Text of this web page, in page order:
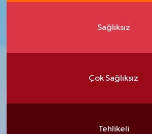
Sağlıksız
Çok Sağlıksız
Tehlikeli